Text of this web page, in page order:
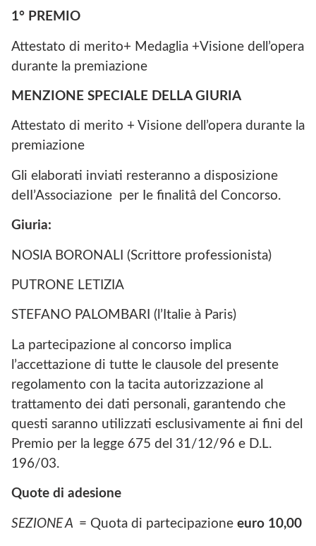
1° PREMIO
Attestato di merito+ Medaglia +Visione dell’opera
durante la premiazione
MENZIONE SPECIALE DELLA GIURIA
Attestato di merito + Visione dell’opera durante la
premiazione
Gli elaborati inviati resteranno a disposizione
deII’Associazione per Ie finalitâ del Concorso.
Giuria:
NOSIA BORONALI (Scrittore professionista)
PUTRONE LETIZIA
STEFANO PALOMBARI (l’Italie à Paris)
La partecipazione al concorso implica
l’accettazione di tutte le clausole del presente
regolamento con la tacita autorizzazione al
trattamento dei dati personali, garantendo che
questi saranno utilizzati esclusivamente ai fini del
Premio per la legge 675 del 31/12/96 e D.L.
196/03.
Quote di adesione
SEZIONE A = Quota di partecipazione euro 10,00